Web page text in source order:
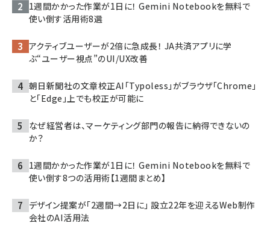
1週間かかった作業が1日に！ Gemini Notebookを無料で
使い倒す活用術8選
アクティブユーザーが2倍に急成長！ JA共済アプリに学
ぶ“ユーザー視点”のUI/UX改善
朝日新聞社の文章校正AI「Typoless」がブラウザ「Chrome」
と「Edge」上でも校正が可能に
なぜ経営者は、マーケティング部門の報告に納得できないの
か？
1週間かかった作業が1日に！ Gemini Notebookを無料で
使い倒す8つの活用術【1週間まとめ】
デザイン提案が「2週間→2日に」 設立22年を迎えるWeb制作
会社のAI活用法